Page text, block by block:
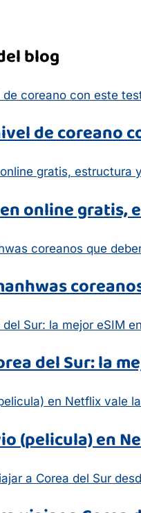
blog
de coreano
online
del Sur: la
(pelicula) en